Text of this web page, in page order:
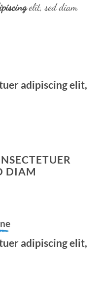
elit, sed diam
adipiscing elit,
DIAM
adipiscing elit,